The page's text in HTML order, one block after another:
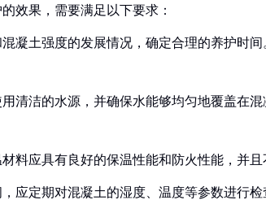
效果，需要满足以下要求：
凝土强度的发展情况，确定合理的养护时
清洁的水源，并确保水能够均匀地覆盖在
料应具有良好的保温性能和防火性能，并且
应定期对混凝土的湿度、温度等参数进行